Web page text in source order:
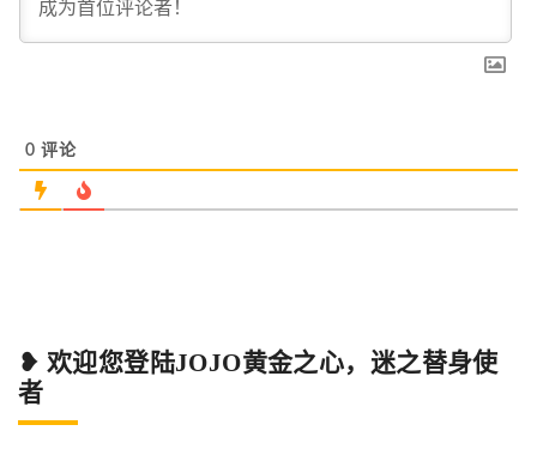
0 评论
❥ 欢迎您登陆JOJO黄金之心，迷之替身使
者